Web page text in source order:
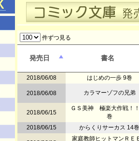
件ずつ見る
発売日 書名
2018/06/08 はじめの一歩 9巻
2018/06/08 カラマーゾフの兄弟
2018/06/15
ＧＳ美神 極楽大作戦！
巻
2018/06/15
からくりサーカス 14巻
家庭教師ヒットマンＲＥ